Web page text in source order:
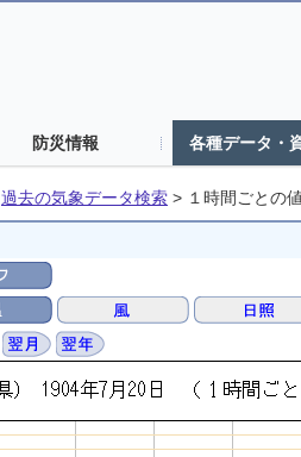
防災情報 各種データ・
過去の気象データ検索 > １時間ごとの